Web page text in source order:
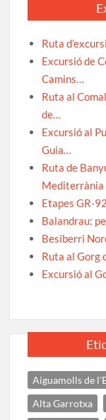
Ruta
Excursió de
Camins…
Ruta al
de…
Excursió al
Guia…
Ruta de
Mediterrània
Etapes GR-
Balandrau:
Besiberri
Ruta al Gorg
Excursió al
Aiguamolls de
Alta Garrotxa